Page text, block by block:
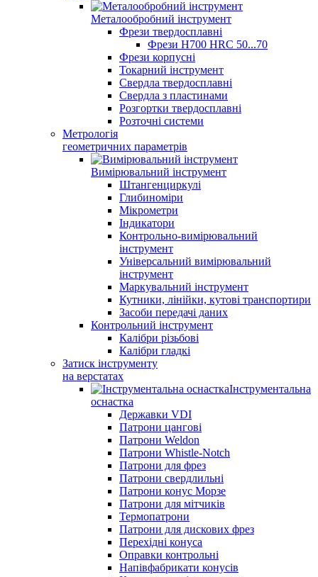
Металообробний інструмент
Фрези твердосплавні
Фрези H700 HRC 50...70
Фрези корпусні
Токарний інструмент
Свердла твердосплавні
Свердла з пластинами
Розгортки твердосплавні
Розточні системи
Метрологія
геометричних параметрів
Вимірювальний інструмент
Штангенциркулі
Глибиноміри
Мікрометри
Індикатори
Контрольно-вимірювальний
інструмент
Універсальний вимірювальний
інструмент
Маркувальний інструмент
Кутники, лінійки, кутові транспортири
Засоби передачі даних
Контрольний інструмент
Калібри різьбові
Калібри гладкі
Затиск інструменту
на верстатах
Інструментальна
оснастка
Державки VDI
Патрони цангові
Патрони Weldon
Патрони Whistle-Notch
Патрони для фрез
Патрони свердлильні
Патрони конус Морзе
Патрони для мітчиків
Термопатрони
Патрони для дискових фрез
Перехідні конуса
Оправки контрольні
Напівфабрикати конусів